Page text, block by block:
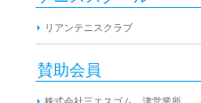
リアンテニスクラブ
賛助会員